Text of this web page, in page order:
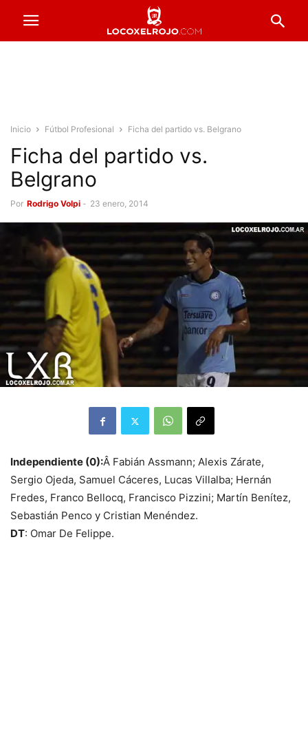
Inicio Fútbol Profesional Ficha del partido vs. Belgrano
Ficha del partido vs.
Belgrano
Por Rodrigo Volpi - 23 enero, 2014
Independiente (0):Â Fabián Assmann; Alexis Zárate,
Sergio Ojeda, Samuel Cáceres, Lucas Villalba; Hernán
Fredes, Franco Bellocq, Francisco Pizzini; Martín Benítez,
Sebastián Penco y Cristian Menéndez.
DT: Omar De Felippe.